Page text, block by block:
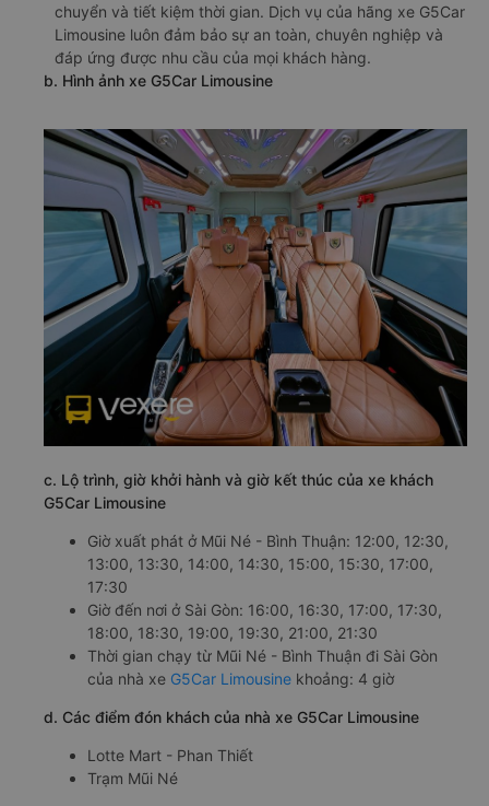
chuyển và tiết kiệm thời gian. Dịch vụ của hãng xe G5Car
Limousine luôn đảm bảo sự an toàn, chuyên nghiệp và
đáp ứng được nhu cầu của mọi khách hàng.
b. Hình ảnh xe G5Car Limousine
c. Lộ trình, giờ khởi hành và giờ kết thúc của xe khách
G5Car Limousine
Giờ xuất phát ở Mũi Né - Bình Thuận: 12:00, 12:30,
13:00, 13:30, 14:00, 14:30, 15:00, 15:30, 17:00,
17:30
Giờ đến nơi ở Sài Gòn: 16:00, 16:30, 17:00, 17:30,
18:00, 18:30, 19:00, 19:30, 21:00, 21:30
Thời gian chạy từ Mũi Né - Bình Thuận đi Sài Gòn
của nhà xe G5Car Limousine khoảng: 4 giờ
d. Các điểm đón khách của nhà xe G5Car Limousine
Lotte Mart - Phan Thiết
Trạm Mũi Né